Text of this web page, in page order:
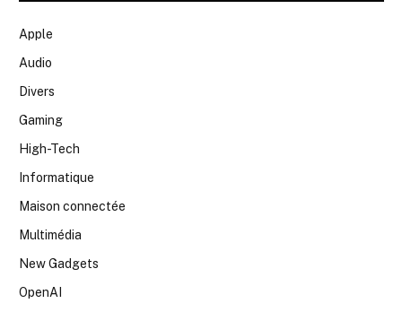
Apple
Audio
Divers
Gaming
High-Tech
Informatique
Maison connectée
Multimédia
New Gadgets
OpenAI